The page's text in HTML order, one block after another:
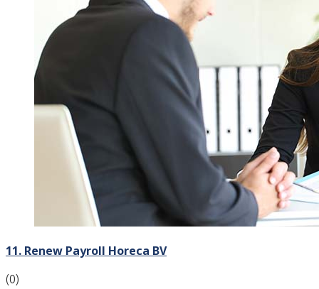
11. Renew Payroll Horeca BV
(0)